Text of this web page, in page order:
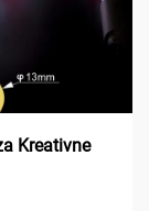
Kreativne